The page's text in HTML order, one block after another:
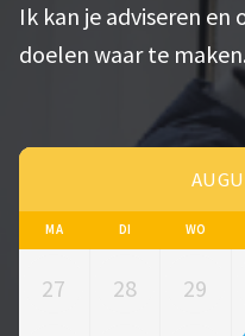
Ik kan je adviseren
doelen waar te maken.
MA DI WO
27 28 29